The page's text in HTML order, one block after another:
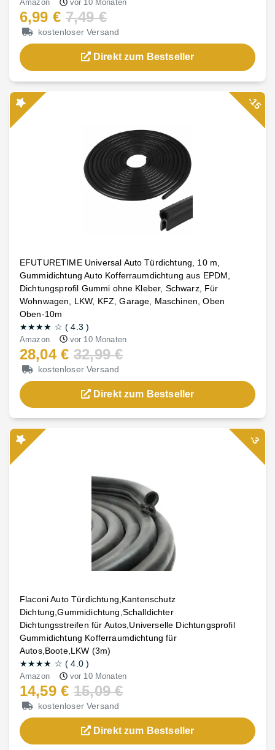
Amazon vor 10 Monaten
6,99 € 7,49 €
kostenloser Versand
Direkt zum Bestseller
EFUTURETIME Universal Auto Türdichtung, 10 m,
Gummidichtung Auto Kofferraumdichtung aus EPDM,
Dichtungsprofil Gummi ohne Kleber, Schwarz, Für
Wohnwagen, LKW, KFZ, Garage, Maschinen, Oben
Oben-10m
★★★★ ☆ (4.3 )
Amazon vor 10 Monaten
28,04 € 32,99 €
kostenloser Versand
Direkt zum Bestseller
-15
Flaconi Auto Türdichtung,Kantenschutz
Dichtung,Gummidichtung,Schalldichter
Dichtungsstreifen für Autos,Universelle Dichtungsprofil
Gummidichtung Kofferraumdichtung für
Autos,Boote,LKW (3m)
★★★★ ☆ (4.0)
Amazon vor 10 Monaten
14,59 € 15,09 €
kostenloser Versand
Direkt zum Bestseller
-3